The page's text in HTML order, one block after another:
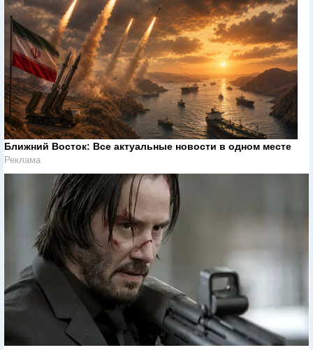
Ближний Восток: Все актуальные новости в одном месте
Реклама